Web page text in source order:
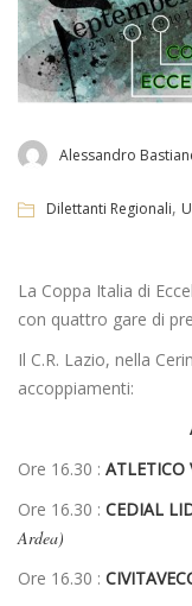
Alessandro
Dilettanti Regionali,
La Coppa Italia di
con quattro gare di
Il C.R. Lazio, nella
accoppiamenti:
Ore 16.30 : ATLETICO
Ore 16.30 : CEDIAL
Ardea)
Ore 16.30 :